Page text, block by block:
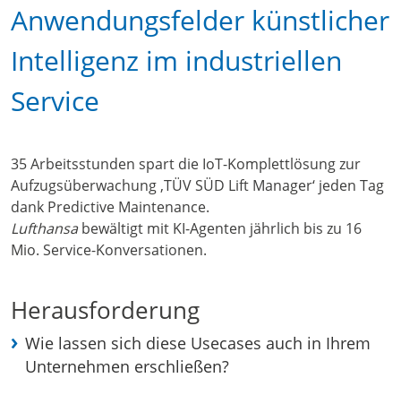
Anwendungsfelder künstlicher
Intelligenz im industriellen
Service
35 Arbeitsstunden spart die IoT-Komplettlösung zur
Aufzugsüberwachung ‚TÜV SÜD Lift Manager‘ jeden Tag
dank Predictive Maintenance.
Lufthansabewältigt mit KI-Agenten jährlich bis zu 16
Mio. Service-Konversationen.
Herausforderung
Wie lassen sich diese Usecases auch in Ihrem
Unternehmen erschließen?